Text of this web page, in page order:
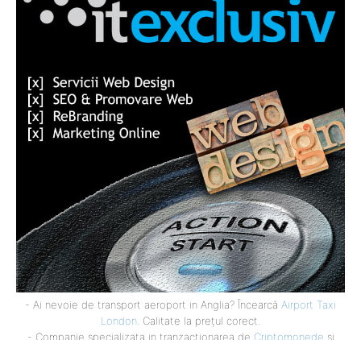
- Ai nevoie de transport aeroport in Anglia? Încearcă Airport Taxi
London . Calitate la prețul corect.
- Companie specializata in tranzactionarea de Criptomonede si